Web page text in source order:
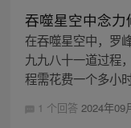
吞噬星空中念力
在吞噬星空中，罗
九九八十一道过程
程需花费一个多小
1 个回答 2024年09